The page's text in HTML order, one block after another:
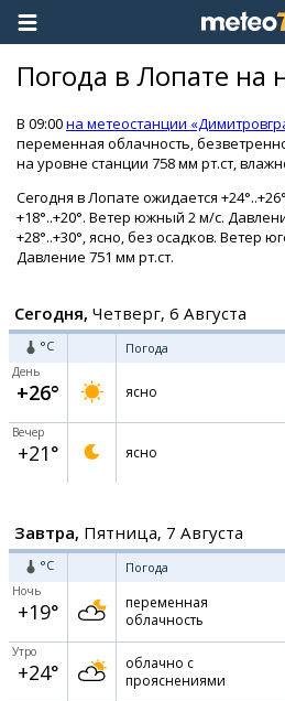
Погода в Лопате на
В 09:00на метеостанции
переменная облачность,
на уровне станции 758 мм рт.ст,
Сегодня в Лопате ожидается
+18°..+20°. Ветер южный 2 м/с.
+28°..+30°, ясно, без осадков. Ветер
Давление 751 мм рт.ст.
Сегодня, Четверг, 6 Августа
°C Погода
День
+26° ясно
Вечер
+21° ясно
Завтра, Пятница, 7 Августа
°C Погода
Ночь
+19°
переменная
облачность
Утро
+24°
облачно с
прояснениями